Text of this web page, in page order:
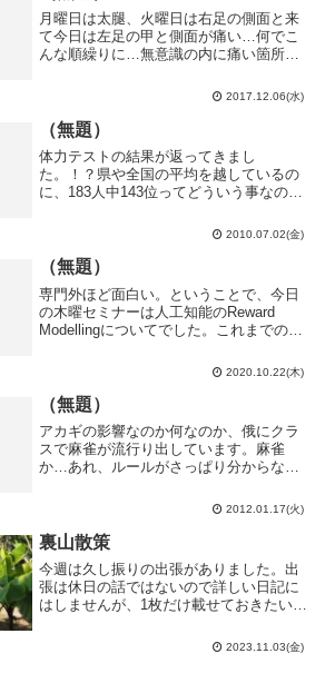
月曜日は太腿、火曜日は右足の側面と来
て今日は左足の甲と側面が痛い…何でこ
んな順繰りに…無意識の内に痛い箇所を
掛けているのでしょうか。満員電車で踏
ん張るのが辛い…あまりに混むと踏ん張
る必要さえなくなるけど。...
2017.12.06(水)
（無題）
体力テストの結果が返ってきまし
た。！？県や全国の平均を越しているの
に、183人中143位ってどういう事なの…
（235cm）だけでした。（身長、座高も
平均以上ではあるが。）これでも中学３
年の時は半分より上にいた...
2010.07.02(金)
（無題）
専門外ほど面白い。ということで、今日
の木曜セミナーは人工知能のReward
Modellingについてでした。これまでの人
くらい駄目かの判定）を人間が最初に定
義してやって、人工知能は失敗を繰り返
す内に損失...
2020.10.22(木)
（無題）
アカギの影響なのか何なのか、俄にクラ
スで麻雀が流行り出しています。麻雀
か…あれ、ルールがさっぱり分からない
も突出してルールが複雑だと思うのだけ
ど、その割には大昔からずっと続いてい
るのは何故だろう？将棋にし...
2012.01.17(火)
裏山散策
今週は久し振りの出張がありました。出
張は休日の話ではないので詳しい日記に
はしませんが、1枚だけ載せておきたい写
石巻市の日和山公園からの景色です。こ
2023.11.03(金)